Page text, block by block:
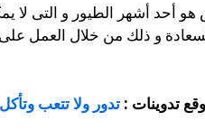
أحد أشهر الطيور و التى لا
تدوينات : تدور ولا تتعب وتأكل